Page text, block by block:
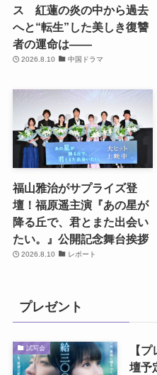
ス 紅蓮の炎の中から過去
へと“転生”した美しき復讐
者の運命は――
2026.8.10 中国ドラマ
福山雅治がサプライズ登
壇！福原遥主演『あの星が
降る丘で、君とまた出会い
たい。』公開記念舞台挨拶
2026.8.10 レポート
プレゼント
試写会
【
壇予